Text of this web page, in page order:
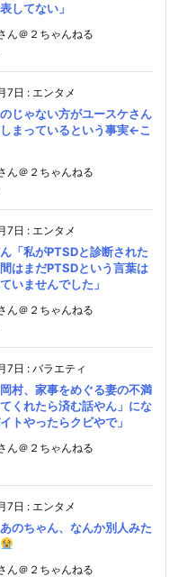
してない」
ん＠２ちゃんねる
7日 : エンタメ
じゃない方がユースケさん
まっているという事実←こ
ん＠２ちゃんねる
7日 : エンタメ
「私がPTSDと診断された
はまだPTSDという言葉は
いませんでした」
ん＠２ちゃんねる
7日 : バラエティ
村、家事をめぐる妻の不満
くれたら済む話やん」にな
トやったらクビやで」
ん＠２ちゃんねる
7日 : エンタメ
あのちゃん、なんか別人みた
ん＠２ちゃんねる